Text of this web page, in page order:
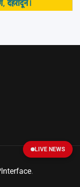
.
LIVE NEWS